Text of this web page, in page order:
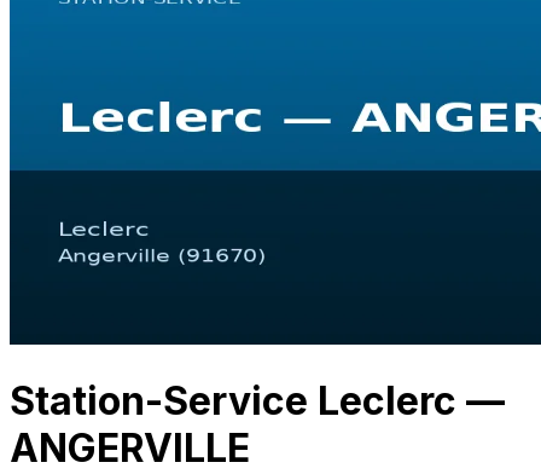
Station-Service Leclerc —
ANGERVILLE